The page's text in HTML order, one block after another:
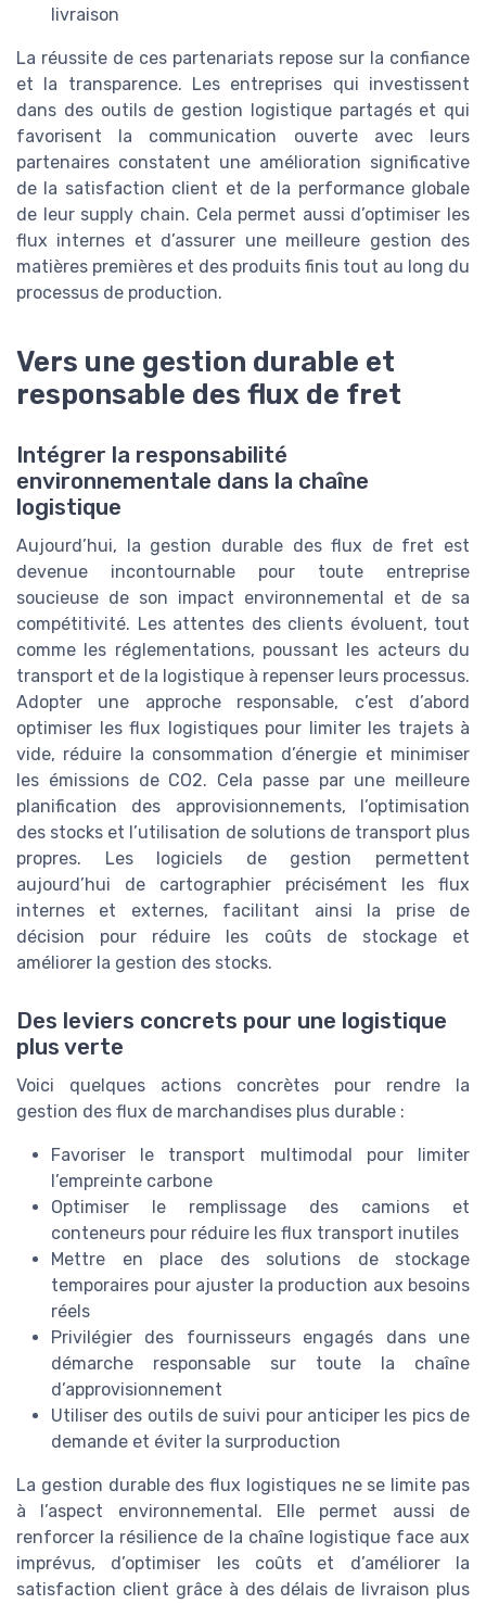
livraison
La réussite de ces partenariats repose sur la confiance
et la transparence. Les entreprises qui investissent
dans des outils de gestion logistique partagés et qui
favorisent la communication ouverte avec leurs
partenaires constatent une amélioration significative
de la satisfaction client et de la performance globale
de leur supply chain. Cela permet aussi d’optimiser les
flux internes et d’assurer une meilleure gestion des
matières premières et des produits finis tout au long du
processus de production.
Vers une gestion durable et
responsable des flux de fret
Intégrer la responsabilité
environnementale dans la chaîne
logistique
Aujourd’hui, la gestion durable des flux de fret est
devenue incontournable pour toute entreprise
soucieuse de son impact environnemental et de sa
compétitivité. Les attentes des clients évoluent, tout
comme les réglementations, poussant les acteurs du
transport et de la logistique à repenser leurs processus.
Adopter une approche responsable, c’est d’abord
optimiser les flux logistiques pour limiter les trajets à
vide, réduire la consommation d’énergie et minimiser
les émissions de CO2. Cela passe par une meilleure
planification des approvisionnements, l’optimisation
des stocks et l’utilisation de solutions de transport plus
propres. Les logiciels de gestion permettent
aujourd’hui de cartographier précisément les flux
internes et externes, facilitant ainsi la prise de
décision pour réduire les coûts de stockage et
améliorer la gestion des stocks.
Des leviers concrets pour une logistique
plus verte
Voici quelques actions concrètes pour rendre la
gestion des flux de marchandises plus durable :
Favoriser le transport multimodal pour limiter
l’empreinte carbone
Optimiser le remplissage des camions et
conteneurs pour réduire les flux transport inutiles
Mettre en place des solutions de stockage
temporaires pour ajuster la production aux besoins
réels
Privilégier des fournisseurs engagés dans une
démarche responsable sur toute la chaîne
d’approvisionnement
Utiliser des outils de suivi pour anticiper les pics de
demande et éviter la surproduction
La gestion durable des flux logistiques ne se limite pas
à l’aspect environnemental. Elle permet aussi de
renforcer la résilience de la chaîne logistique face aux
imprévus, d’optimiser les coûts et d’améliorer la
satisfaction client grâce à des délais de livraison plus